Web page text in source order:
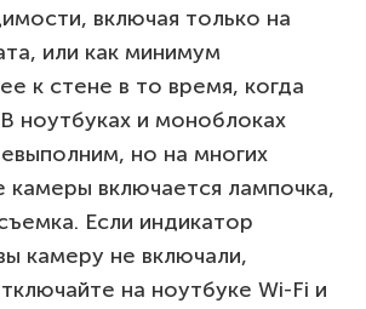
включая только на
или как минимум
к стене в то время, когда
ноутбуках и моноблоках
но на многих
камеры включается лампочка,
Если индикатор
камеру не включали,
на ноутбуке Wi-Fi и